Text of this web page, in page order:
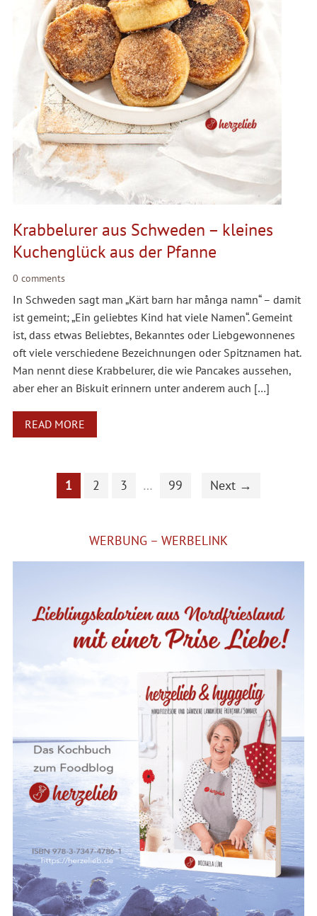
Krabbelurer aus Schweden – kleines
Kuchenglück aus der Pfanne
0 comments
In Schweden sagt man „Kärt barn har många namn“ – damit
ist gemeint; „Ein geliebtes Kind hat viele Namen“. Gemeint
ist, dass etwas Beliebtes, Bekanntes oder Liebgewonnenes
oft viele verschiedene Bezeichnungen oder Spitznamen hat.
Man nennt diese Krabbelurer, die wie Pancakes aussehen,
aber eher an Biskuit erinnern unter anderem auch […]
READ MORE
1 2 3 … 99 Next →
WERBUNG – WERBELINK